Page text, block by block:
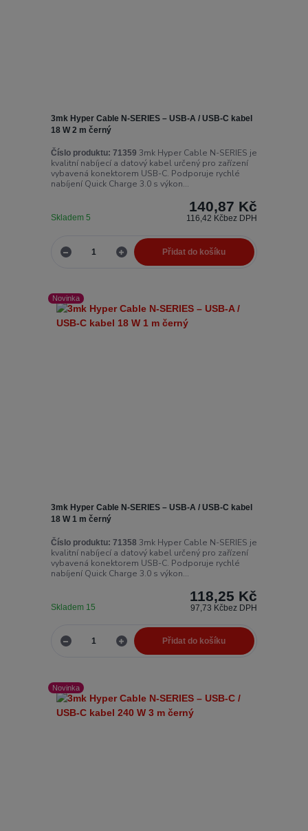
3mk Hyper Cable N-SERIES – USB-A / USB-C kabel
18 W 2 m černý
Číslo produktu: 71359 3mk Hyper Cable N-SERIES je
kvalitní nabíjecí a datový kabel určený pro zařízení
vybavená konektorem USB-C. Podporuje rychlé
nabíjení Quick Charge 3.0 s výkon...
140,87 Kč
116,42 Kčbez DPH
Skladem 5
Přidat do košíku
Novinka
3mk Hyper Cable N-SERIES – USB-A / USB-C kabel
18 W 1 m černý
Číslo produktu: 71358 3mk Hyper Cable N-SERIES je
kvalitní nabíjecí a datový kabel určený pro zařízení
vybavená konektorem USB-C. Podporuje rychlé
nabíjení Quick Charge 3.0 s výkon...
118,25 Kč
97,73 Kčbez DPH
Skladem 15
Přidat do košíku
Novinka